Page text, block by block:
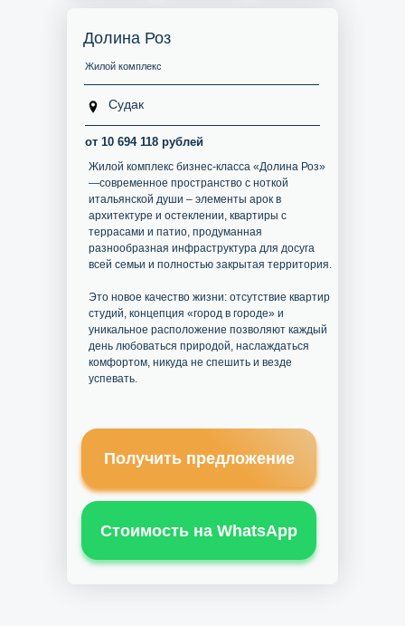
Долина Роз
от 10 694 118 рублей
Жилой комплекс
Жилой комплекс бизнес-класса «Долина Роз»
—современное пространство с ноткой
итальянской души – элементы арок в
архитектуре и остеклении, квартиры с
террасами и патио, продуманная
разнообразная инфраструктура для досуга
всей семьи и полностью закрытая территория.
Это новое качество жизни: отсутствие квартир
студий, концепция «город в городе» и
уникальное расположение позволяют каждый
день любоваться природой, наслаждаться
комфортом, никуда не спешить и везде
успевать.
Судак
Получить предложение
Стоимость на WhatsApp